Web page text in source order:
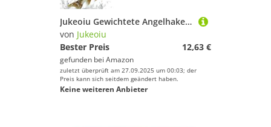
Jukeoiu Gewichtete Angelhaken | Angelköder Zubehör,Hängsichere Swimbaithaken für Salz- und Süßwasser Trolling Teich und Surf
von Jukeoiu
Bester Preis
12,63 €
gefunden bei Amazon
zuletzt überprüft am 27.09.2025 um 00:03; der
Preis kann sich seitdem geändert haben.
Keine weiteren Anbieter